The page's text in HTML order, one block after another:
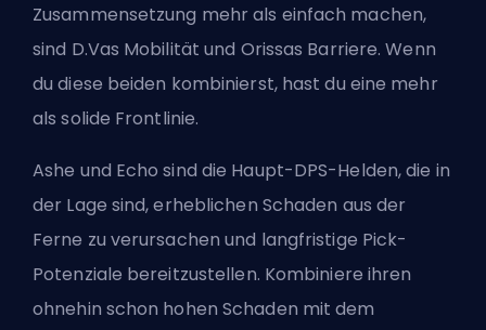
Zusammensetzung mehr als einfach machen,
sind D.Vas Mobilität und Orissas Barriere. Wenn
du diese beiden kombinierst, hast du eine mehr
als solide Frontlinie.
Ashe und Echo sind die Haupt-DPS-Helden, die in
der Lage sind, erheblichen Schaden aus der
Ferne zu verursachen und langfristige Pick-
Potenziale bereitzustellen. Kombiniere ihren
ohnehin schon hohen Schaden mit dem